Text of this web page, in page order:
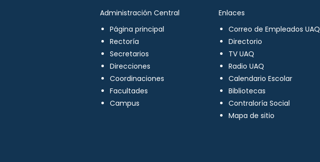
Administración Central
Página principal
Rectoría
Secretarios
Direcciones
Coordinaciones
Facultades
Campus
Enlaces
Correo de Empleados UAQ
Directorio
TV UAQ
Radio UAQ
Calendario Escolar
Bibliotecas
Contraloría Social
Mapa de sitio